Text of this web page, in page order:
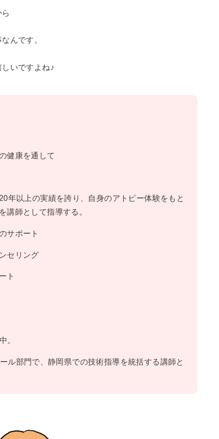
んです。
いですよね♪
健康を通して
年以上の実績を誇り、自身のアトピー体験をもと
講師として指導する。
サポート
セリング
ト
。
ル部門で、静岡県での技術指導を統括する講師と